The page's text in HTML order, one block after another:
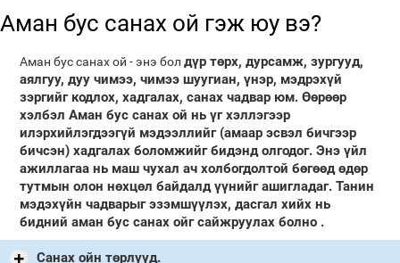
Аман бус санах ой гэж юу вэ?
Аман бус санах ой - энэ болдүр төрх, дурсамж, зургууд,
аялгуу, дуу чимээ, чимээ шуугиан, үнэр, мэдрэхүй
зэргийг кодлох, хадгалах, санах чадвар юм.Өөрөөр
хэлбэл Аман бус санах ой нь үг хэллэгээр
илэрхийлэгдээгүй мэдээллийг (амаар эсвэл бичгээр
бичсэн) хадгалах боломжийг бидэнд олгодог. Энэ үйл
ажиллагаа нь маш чухал ач холбогдолтой бөгөөд өдөр
тутмын олон нөхцөл байдалд үүнийг ашигладаг.Танин
мэдэхүйн чадварыг эзэмшүүлэх, дасгал хийх нь
бидний аман бус санах ойг сайжруулах болно .
Санах ойн төрлүүд.